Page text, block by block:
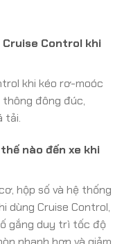
Control khi
khi kéo rơ-moóc
đông đúc,
tải.
nào đến xe khi
hộp số và hệ thống
dùng Cruise Control,
gắng duy trì tốc độ